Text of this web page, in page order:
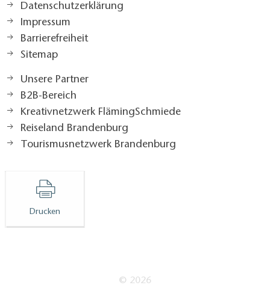
Datenschutzerklärung
Impressum
Barrierefreiheit
Sitemap
Unsere Partner
B2B-Bereich
Kreativnetzwerk FlämingSchmiede
Reiseland Brandenburg
Tourismusnetzwerk Brandenburg
Drucken
© 2026